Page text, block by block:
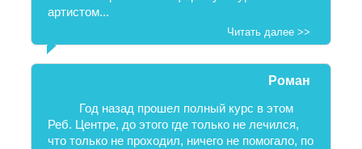
артистом...
Читать далее >>
Роман
Год назад прошел полный курс в этом
Реб. Центре, до этого где только не лечился,
что только не проходил, ничего не помогало, по